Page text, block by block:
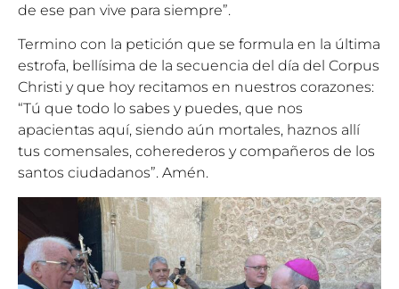
de ese pan vive para siempre”.
Termino con la petición que se formula en la última
estrofa, bellísima de la secuencia del día del Corpus
Christi y que hoy recitamos en nuestros corazones:
“Tú que todo lo sabes y puedes, que nos
apacientas aquí, siendo aún mortales, haznos allí
tus comensales, coherederos y compañeros de los
santos ciudadanos”. Amén.